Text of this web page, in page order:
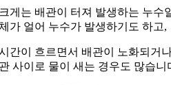
게는 배관이 터져 발생하는 누수
가 얼어 누수가 발생하기도 하고,
간이 흐르면서 배관이 노화되거
사이로 물이 새는 경우도 많습니